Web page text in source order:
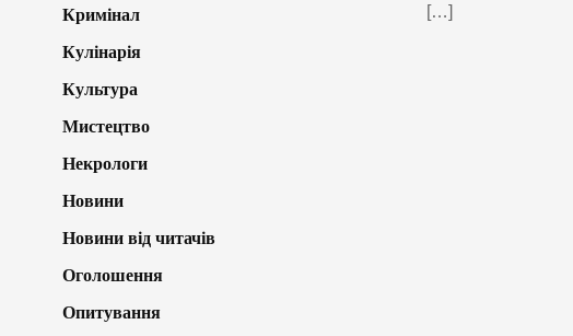
[…]
Кримінал
Кулінарія
Культура
Мистецтво
Некрологи
Новини
Новини від читачів
Оголошення
Опитування